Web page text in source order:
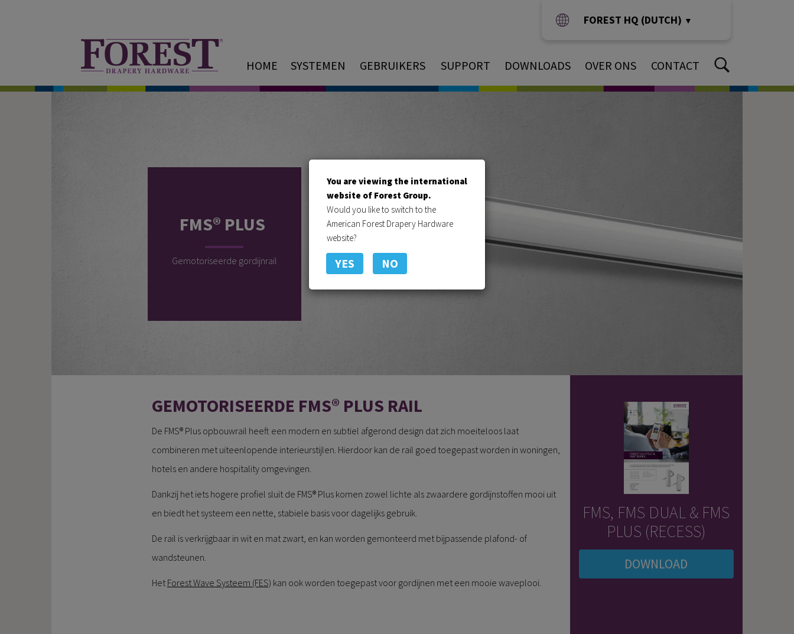
You are viewing the international
website of Forest Group.
Would you like to switch to the
American Forest Drapery Hardware
website?
YES NO
FOREST HQ (DUTCH) ▼
HOME SYSTEMEN GEBRUIKERS SUPPORT DOWNLOADS OVER ONS CONTACT
FMS® PLUS
Gemotoriseerde gordijnrail
GEMOTORISEERDE FMS® PLUS RAIL
De FMS® Plus opbouwrail heeft een modern en subtiel afgerond design dat zich moeiteloos laat
combineren met uiteenlopende interieurstijlen. Hierdoor kan de rail goed toegepast worden in woningen,
hotels en andere hospitality omgevingen.
Dankzij het iets hogere profiel sluit de FMS® Plus komen zowel lichte als zwaardere gordijnstoffen mooi uit
en biedt het systeem een nette, stabiele basis voor dagelijks gebruik.
De rail is verkrijgbaar in wit en mat zwart, en kan worden gemonteerd met bijpassende plafond- of
wandsteunen.
Het Forest Wave Systeem (FES) kan ook worden toegepast voor gordijnen met een mooie waveplooi.
FMS, FMS DUAL & FMS
PLUS (RECESS)
DOWNLOAD